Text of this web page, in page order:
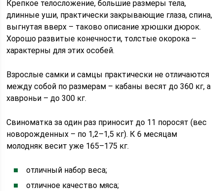
Крепкое телосложение, большие размеры тела,
длинные уши, практически закрывающие глаза, спина,
выгнутая вверх – таково описание хрюшки дюрок.
Хорошо развитые конечности, толстые окорока –
характерны для этих особей.
Взрослые самки и самцы практически не отличаются
между собой по размерам – кабаны весят до 360 кг, а
хавроньи – до 300 кг.
Свиноматка за один раз приносит до 11 поросят (вес
новорожденных – по 1,2–1,5 кг). К 6 месяцам
молодняк весит уже 165–175 кг.
отличный набор веса;
отличное качество мяса;